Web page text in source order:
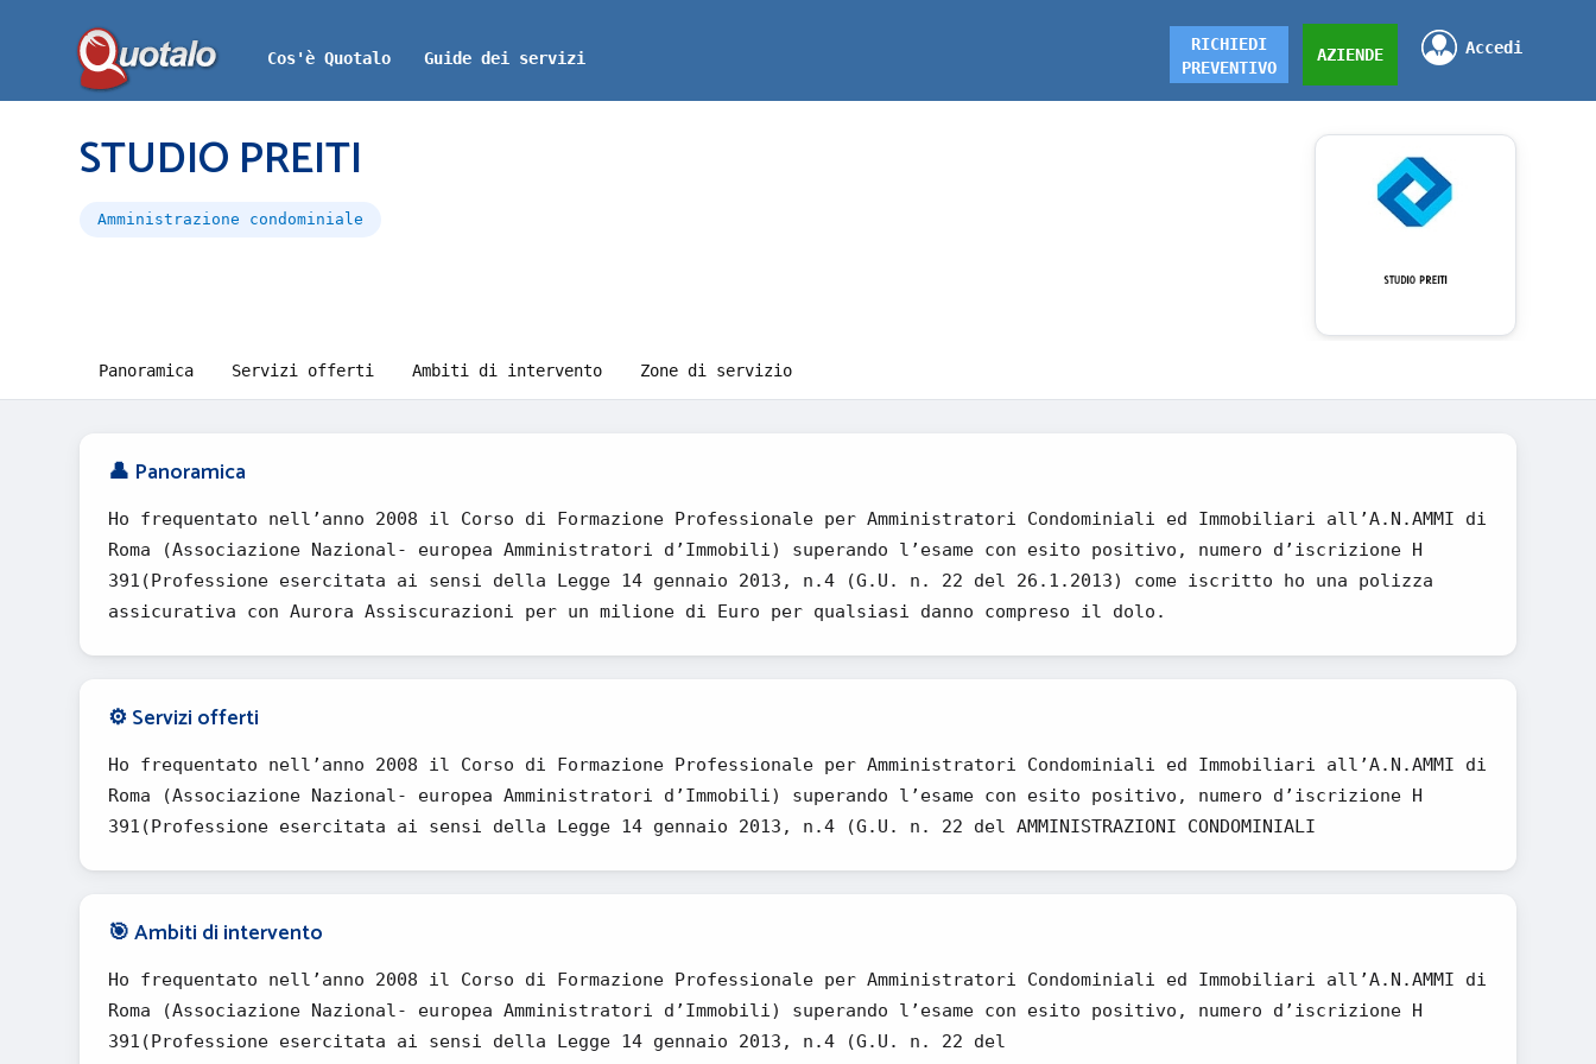
Cos'è Quotalo Guide dei servizi
Accedi
AZIENDE
RICHIEDI
PREVENTIVO
STUDIO PREITI
Amministrazione condominiale
Panoramica Servizi offerti Ambiti di intervento Zone di servizio
👤 Panoramica
Ho frequentato nell’anno 2008 il Corso di Formazione Professionale per Amministratori Condominiali ed Immobiliari all’A.N.AMMI di
Roma (Associazione Nazional- europea Amministratori d’Immobili) superando l’esame con esito positivo, numero d’iscrizione H
391(Professione esercitata ai sensi della Legge 14 gennaio 2013, n.4 (G.U. n. 22 del 26.1.2013) come iscritto ho una polizza
assicurativa con Aurora Assiscurazioni per un milione di Euro per qualsiasi danno compreso il dolo.
⚙️ Servizi offerti
Ho frequentato nell’anno 2008 il Corso di Formazione Professionale per Amministratori Condominiali ed Immobiliari all’A.N.AMMI di
Roma (Associazione Nazional- europea Amministratori d’Immobili) superando l’esame con esito positivo, numero d’iscrizione H
391(Professione esercitata ai sensi della Legge 14 gennaio 2013, n.4 (G.U. n. 22 del AMMINISTRAZIONI CONDOMINIALI
🎯 Ambiti di intervento
Ho frequentato nell’anno 2008 il Corso di Formazione Professionale per Amministratori Condominiali ed Immobiliari all’A.N.AMMI di
Roma (Associazione Nazional- europea Amministratori d’Immobili) superando l’esame con esito positivo, numero d’iscrizione H
391(Professione esercitata ai sensi della Legge 14 gennaio 2013, n.4 (G.U. n. 22 del